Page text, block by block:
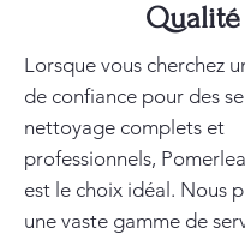
Qualité
Lorsque vous cherchez
de confiance pour des
nettoyage complets et
professionnels,
est le choix idéal. Nous
une vaste gamme de